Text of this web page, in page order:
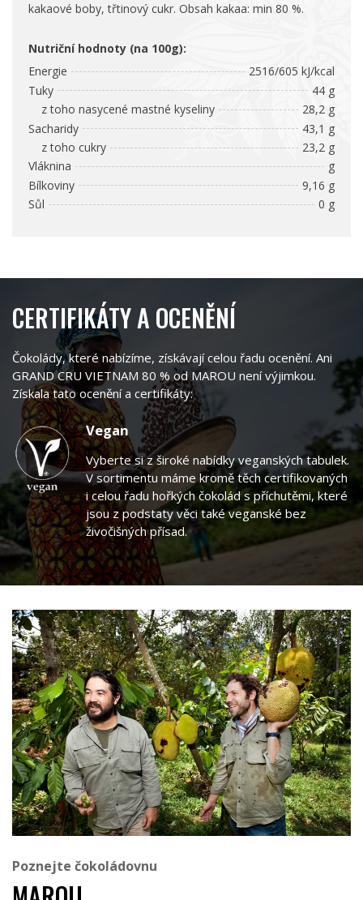
kakaové boby, třtinový cukr. Obsah kakaa: min 80 %.
Nutriční hodnoty (na 100g):
Energie
2516/605 kJ/kcal
Tuky
44 g
z toho nasycené mastné kyseliny
28,2 g
Sacharidy
43,1 g
z toho cukry
23,2 g
Vláknina
g
Bílkoviny
9,16 g
Sůl
0 g
CERTIFIKÁTY A OCENĚNÍ
Čokolády, které nabízíme, získávají celou řadu ocenění. Ani
GRAND CRU VIETNAM 80 % od MAROU není výjimkou.
Získala tato ocenění a certifikáty:
Vegan
Vyberte si z široké nabídky veganských tabulek.
V sortimentu máme kromě těch certifikovaných
i celou řadu hořkých čokolád s příchutěmi, které
jsou z podstaty věci také veganské bez
živočišných přísad.
Poznejte čokoládovnu